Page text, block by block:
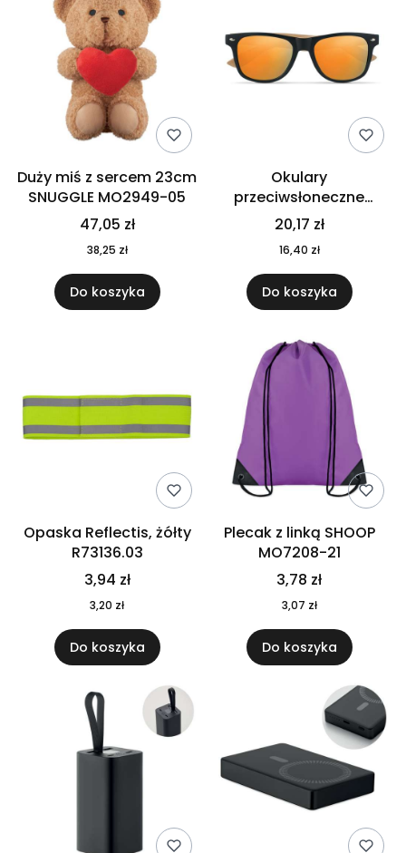
Duży miś z sercem 23cm
SNUGGLE MO2949-05
47,05 zł
38,25 zł
Do koszyka
Okulary
przeciwsłoneczne
CALIFORNIA TOUCH
MO9617-10
20,17 zł
16,40 zł
Do koszyka
Opaska Reflectis, żółty
R73136.03
3,94 zł
3,20 zł
Do koszyka
Plecak z linką SHOOP
MO7208-21
3,78 zł
3,07 zł
Do koszyka